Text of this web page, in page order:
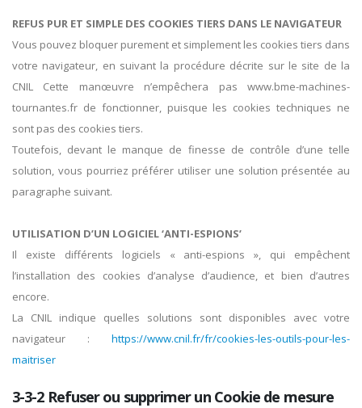
REFUS PUR ET SIMPLE DES COOKIES TIERS DANS LE NAVIGATEUR
Vous pouvez bloquer purement et simplement les cookies tiers dans
votre navigateur, en suivant la procédure décrite sur le site de la
CNIL Cette manœuvre n’empêchera pas www.bme-machines-
tournantes.fr de fonctionner, puisque les cookies techniques ne
sont pas des cookies tiers.
Toutefois, devant le manque de finesse de contrôle d’une telle
solution, vous pourriez préférer utiliser une solution présentée au
paragraphe suivant.
UTILISATION D’UN LOGICIEL ‘ANTI-ESPIONS’
Il existe différents logiciels « anti-espions », qui empêchent
l’installation des cookies d’analyse d’audience, et bien d’autres
encore.
La CNIL indique quelles solutions sont disponibles avec votre
navigateur : https://www.cnil.fr/fr/cookies-les-outils-pour-les-
maitriser
3-3-2 Refuser ou supprimer un Cookie de mesure